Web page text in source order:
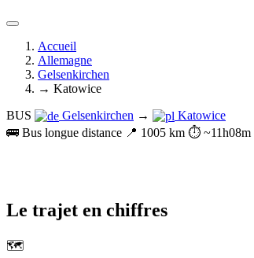
Accueil
Allemagne
Gelsenkirchen
→ Katowice
BUS
Gelsenkirchen →
Katowice
🚌 Bus longue distance 📍 1005 km ⏱️ ~11h08m
Le trajet en chiffres
🗺️